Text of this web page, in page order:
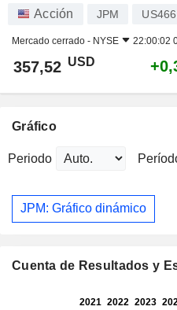
Acción JPM
Mercado cerrado - NYSE 22:00:02
357,52 USD
Gráfico
Periodo
JPM: Gráfico dinámico
Cuenta de Resultados y